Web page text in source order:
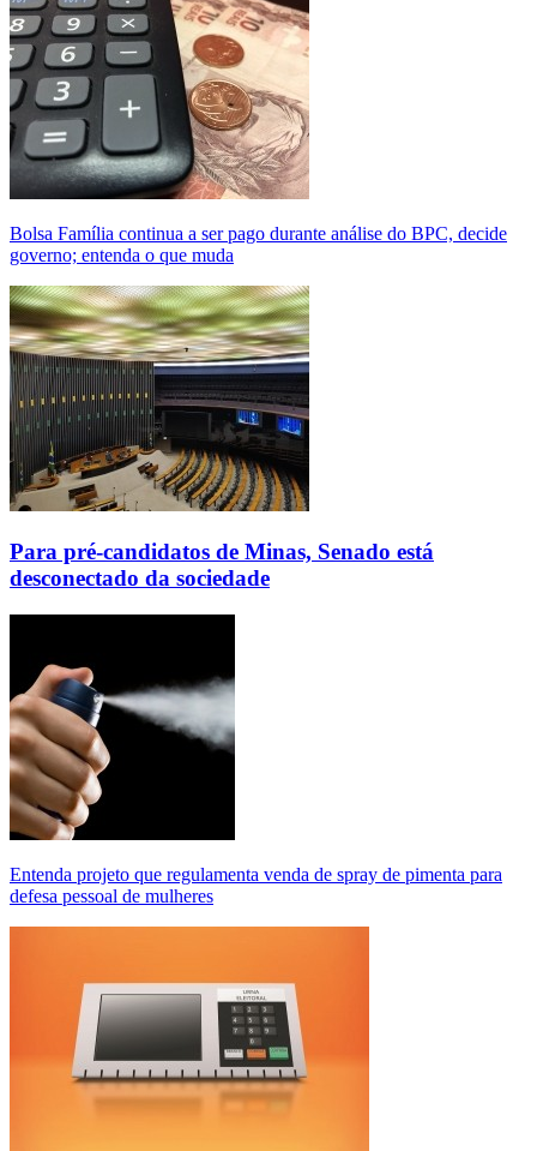
Bolsa Família continua a ser pago durante análise do BPC, decide
governo; entenda o que muda
Para pré-candidatos de Minas, Senado está
desconectado da sociedade
Entenda projeto que regulamenta venda de spray de pimenta para
defesa pessoal de mulheres